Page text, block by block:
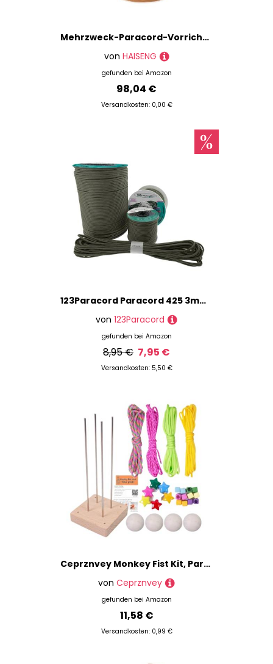
Mehrzweck-Paracord-Vorrichtungsgerät mit sicherer Klemme, tragbares Zubehör für kreative Projekte und Zubehör, Schmuckherstellungs-Set
von HAISENG
gefunden bei Amazon
98,04 €
Versandkosten: 0,00 €
123Paracord Paracord 425 3mm Type Ideal für DIY-Projekte, Zelten und Outdoor-Abenteuer - Grundfarben
von 123Paracord
gefunden bei Amazon
8,95 € 7,95 €
Versandkosten: 5,50 €
Ceprznvey Monkey Fist Kit, Paracord Knot Maker, Craft Tool Set, Wooden Jig with Stainless Steel Rods, Four Color Cords, Beads and Wooden Balls, Home Projects, Beech Wood Base
von Ceprznvey
gefunden bei Amazon
11,58 €
Versandkosten: 0,99 €